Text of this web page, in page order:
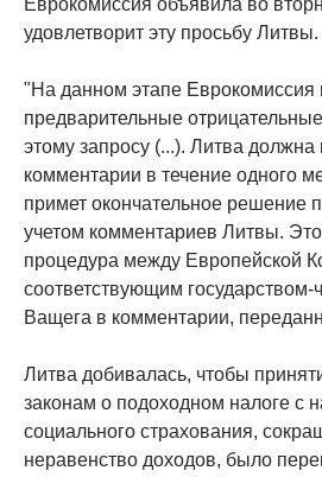
удовлетворит эту просьбу Литвы.
"На данном этапе Еврокомиссия
предварительные
этому запросу (...). Литва должна
комментарии в течение одного
примет окончательное решение
учетом комментариев Литвы.
процедура между Европейской
соответствующим государством-
Ващега в комментарии,
Литва добивалась, чтобы
законам о подоходном налоге с
социального страхования,
неравенство доходов, было